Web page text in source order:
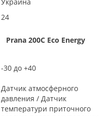
24
Prana 200C Eco Energy
-30 до +40
Датчик атмосферного
давления / Датчик
температури приточного